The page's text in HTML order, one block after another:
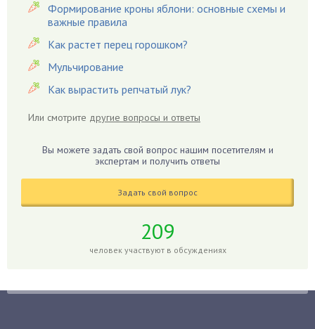
Гардения
Гацания
Гвоздики
Георгины
Герань
Гиппеаструм
Годжи
Формирование кроны яблони: основные схемы и
важные правила
Как растет перец горошком?
Мульчирование
Как вырастить репчатый лук?
Или смотрите другие вопросы и ответы
Вы можете задать свой вопрос нашим посетителям и
экспертам и получить ответы
Задать свой вопрос
209
человек участвуют в обсуждениях